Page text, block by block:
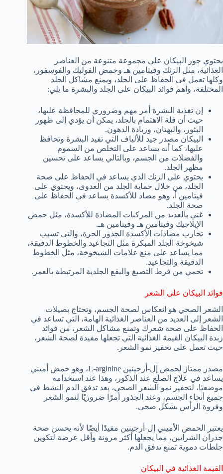
يحتوي جوز البيكان على مجموعة متنوعة من العناصر
الغذائية، مثل الزنك وفيتامين هـ وحمض الفوليك والفوسفور،
وكلها تعمل في الحفاظ على الجلد، ويمنع مشاكل الجلد
المختلفة، وأهم فوائد البيكان على الجلد والبشرة ما يلي:
إن تغذية البشرة أمر مهم وضروري للمحافظة عليها،
حيث أن قلة الاهتمام بالجلد، يمكن أن يؤدي إلى ظهور
البثور، والبهتان، وزيادة الدهون.
البيكان مصدر جيد للألياف التي تفيد البشرة وتحافظ
عليها، كما أنه يساعد على التخلص من السموم
والفضلات من الجسم، وبالتالي يساعد على تحسين
مظهر الجلد.
يحتوي على الزنك الذي يساعد في الحفاظ على صحة
الجلد، من خلال حماية الجلد من العدوى، ويحتوي على
فيتامين أ، وهو مضاد للأكسدة يساعد في الحفاظ على
صحة الجلد.
غني بالعديد من المركبات المضادة للأكسدة، مثل حمض
الإيلاجيك وفيتامين هـ وفيتامين هـ.
تحارب مضادات الأكسدة الجذور الحرة، والتي تسبب
شيخوخة الجلد المبكرة مثل التجاعيد والخطوط الدقيقة،
مما يساعد على منع علامات الشيخوخة، مثل الخطوط
الدقيقة والتجاعيد.
تحمي من فرط التصبغ والبقع الجلدية المرتبطة بالعمر.
فوائد البيكان على الشعر
الشعر الصحي هو انعكاس لصحة الجسم، وتحتاج بصيلات
الشعر إلى العديد من العناصر الغذائية الهامة، التي تساعد في
الحفاظ على صحة شعرك وتمنع مشاكل الشعر، من فوائد
زبدة البيكان القيمة الغذائية التي تجعلها مفيدة لصحة الشعر،
حيث تعمل على تحفيز نمو الشعر.
مصدر ممتاز لحمض إل-أرجينين L-arginine، وهو حمض أميني
يساعد في علاج الصلع عند الذكور، وهذا عند استخدامه
موضعيًا، لتحفيز نمو الشعر الصحي، يعد تدفق الدم النشط في
جميع أنحاء الجسم، وعند الجذور أمرًا ضروريًا لنمو الشعر
وفروة الرأس بشكل صحي.
يعتبر الحمض الأميني إل-أرجينين مفيدًا أيضًا لأنه يحسن صحة
جدران الشرايين، مما يجعلها أكثر مرونة وأقل عرضة لتكوين
جلطات دموية تمنع تدفق الدم.
القيمة الغذائية في البيكان